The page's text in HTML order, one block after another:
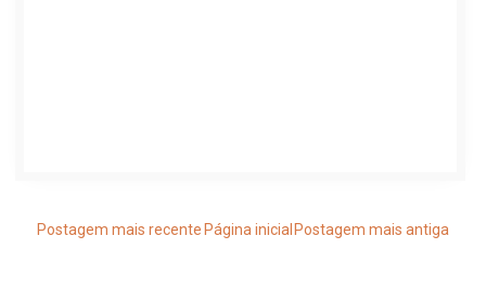
Postagem mais recente Postagem mais antiga
Página inicial